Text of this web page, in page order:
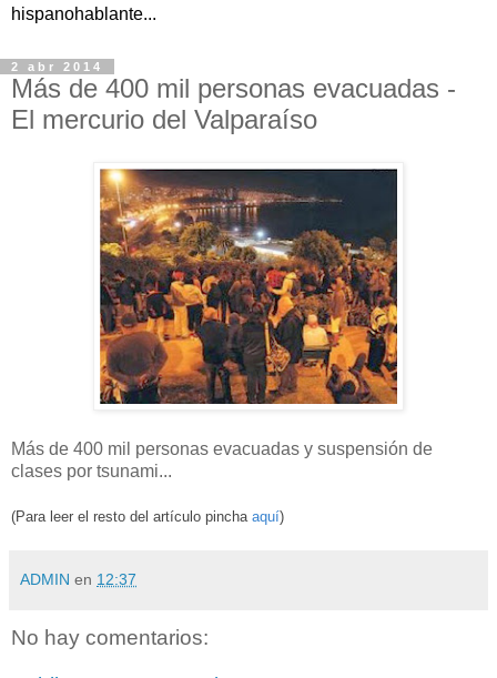
hispanohablante...
2 abr 2014
Más de 400 mil personas evacuadas -
El mercurio del Valparaíso
Más de 400 mil personas evacuadas y suspensión de
clases por tsunami...
(Para leer el resto del artículo pincha aquí)
ADMIN en 12:37
No hay comentarios: